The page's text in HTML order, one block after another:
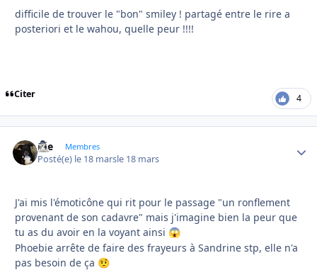
difficile de trouver le "bon" smiley ! partagé entre le rire a
posteriori et le wahou, quelle peur !!!!
Citer 4
Joe Membres
Posté(e) le 18 marsle 18 mars
J'ai mis l'émoticône qui rit pour le passage "un ronflement
provenant de son cadavre" mais j'imagine bien la peur que
tu as du avoir en la voyant ainsi 😱
Phoebie arrête de faire des frayeurs à Sandrine stp, elle n'a
pas besoin de ça 🤨